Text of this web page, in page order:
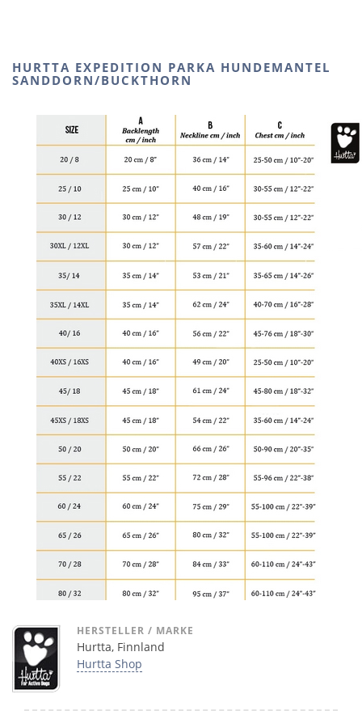
HURTTA EXPEDITION PARKA HUNDEMANTEL
SANDDORN/BUCKTHORN
HERSTELLER / MARKE
Hurtta, Finnland
Hurtta Shop